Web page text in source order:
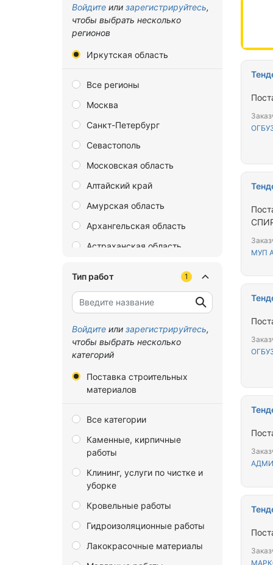
Войдите или зарегистрируйтесь,
чтобы выбрать несколько
регионов
Иркутская область
Все регионы
Москва
Санкт-Петербург
Севастополь
Московская область
Алтайский край
Амурская область
Архангельская область
Астраханская область
Брянская область
Владимирская область
Волгоградская область
Воронежская область
Республика
Еврейская автономная
область
Забайкальский край
Запорожская область
Ивановская область
Иркутская область
Калининградская область
Тип работ 1
Войдите или зарегистрируйтесь,
чтобы выбрать несколько
категорий
Поставка строительных
материалов
Все категории
Каменные, кирпичные
работы
Клининг, услуги по чистке и
уборке
Кровельные работы
Гидроизоляционные работы
Лакокрасочные материалы
Поставка профиля из
МУП